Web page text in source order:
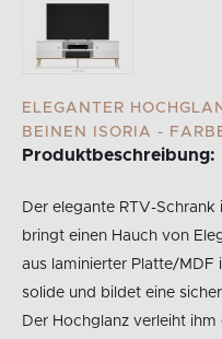
ELEGANTER
BEINEN ISORIA -
Produktbeschreibung:
Der elegante RTV-
bringt einen Hauch von
aus laminierter Platte/MDF
solide und bildet eine
Der Hochglanz verleiht